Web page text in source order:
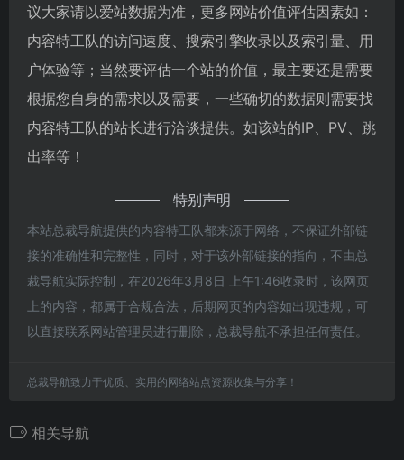
议大家请以爱站数据为准，更多网站价值评估因素如：
内容特工队的访问速度、搜索引擎收录以及索引量、用
户体验等；当然要评估一个站的价值，最主要还是需要
根据您自身的需求以及需要，一些确切的数据则需要找
内容特工队的站长进行洽谈提供。如该站的IP、PV、跳
出率等！
特别声明
本站总裁导航提供的内容特工队都来源于网络，不保证外部链
接的准确性和完整性，同时，对于该外部链接的指向，不由总
裁导航实际控制，在2026年3月8日 上午1:46收录时，该网页
上的内容，都属于合规合法，后期网页的内容如出现违规，可
以直接联系网站管理员进行删除，总裁导航不承担任何责任。
总裁导航致力于优质、实用的网络站点资源收集与分享！
相关导航